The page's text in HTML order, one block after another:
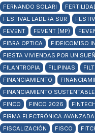
FERNANDO SOLARI
FESTIVAL LADERA SUR
FEVENT
FEVENT (MP)
FIBRA OPTICA
FIDEICOMISO
FIESTA VIVIENDAS POR UN
FILANTROPIA
FILIPINAS
FINANCIAMIENTO
FINANCIAMIENTO SUSTENTABLE
FINCO
FINCO 2026 FINTECH
FIRMA ELECTRÓNICA AVANZADA
FISCALIZACIÓN
FISCO